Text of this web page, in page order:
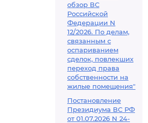
обзор ВС
Российской
Федерации N
12/2026. По делам,
связанным с
оспариванием
сделок, повлекших
переход права
собственности на
жилые помещения"
Постановление
Президиума ВС РФ
от 01.07.2026 N 24-